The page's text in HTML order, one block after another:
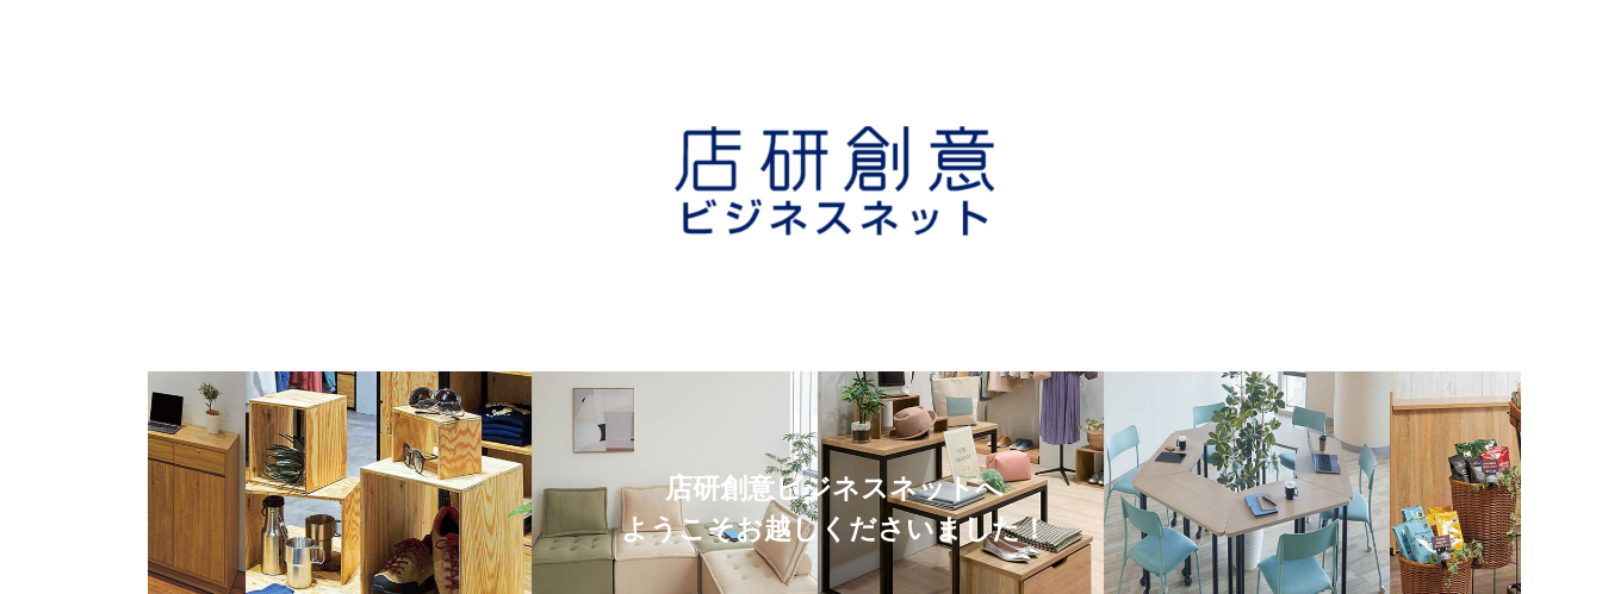
店研創意ビジネスネットへ
ようこそお越しくださいました！